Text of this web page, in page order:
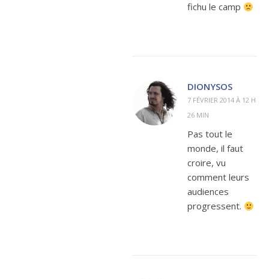
fichu le camp
DIONYSOS
7 FÉVRIER 2014 À 12 H
26 MIN
Pas tout le
monde, il faut
croire, vu
comment leurs
audiences
progressent.